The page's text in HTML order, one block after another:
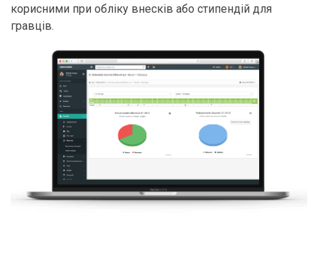
корисними при обліку внесків або стипендій для
гравців.